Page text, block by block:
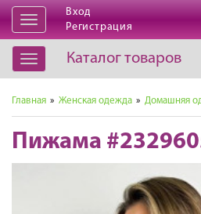
Открыть
навигацию
Вход
Регистрация
Открыть
навигацию
Каталог товаров
Главная » Женская одежда » Домашняя
Пижама